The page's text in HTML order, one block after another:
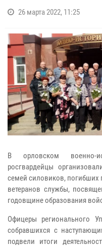
26 марта 2022, 11:25
В орловском военно-
росгвардейцы
семей силовиков, погибших
ветеранов службы,
годовщине образования
Офицеры регионального
собравшихся с
подвели итоги